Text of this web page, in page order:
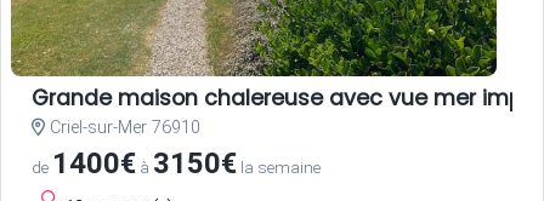
Grande maison chalereuse avec vue mer
Criel-sur-Mer 76910
de 1400€ à 3150€ la semaine